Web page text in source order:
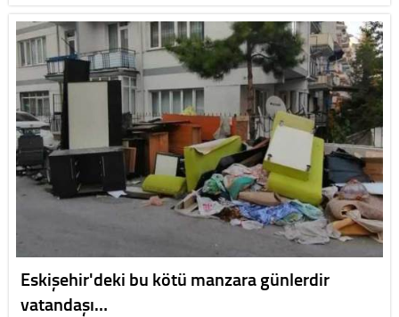
Eskişehir'deki bu kötü manzara günlerdir
vatandaşı…